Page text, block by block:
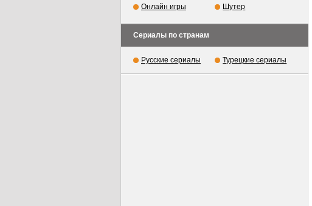
Онлайн игры
Шутер
Сериалы по странам
Русские сериалы Турецкие сериалы